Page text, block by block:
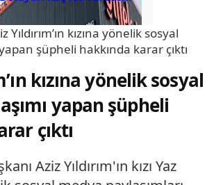
Yıldırım’ın kızına yönelik sosyal
şüpheli hakkında karar çıktı
kızına yönelik sosyal
yapan şüpheli
çıktı
Aziz Yıldırım'ın kızı Yaz